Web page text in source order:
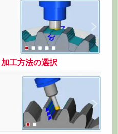
工方法の選択